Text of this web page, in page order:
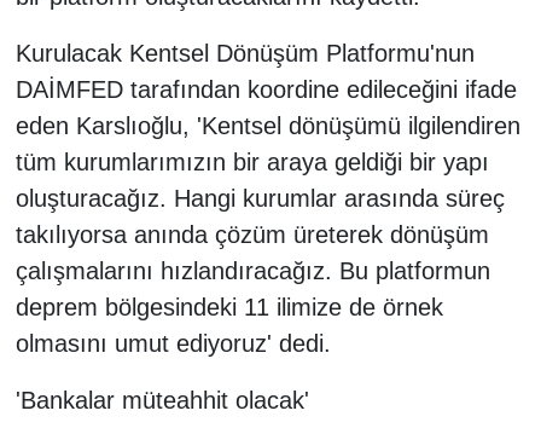
Kurulacak Kentsel Dönüşüm Platformu'nun
DAİMFED tarafından koordine edileceğini ifade
eden Karslıoğlu, 'Kentsel dönüşümü ilgilendiren
tüm kurumlarımızın bir araya geldiği bir yapı
oluşturacağız. Hangi kurumlar arasında süreç
takılıyorsa anında çözüm üreterek dönüşüm
çalışmalarını hızlandıracağız. Bu platformun
deprem bölgesindeki 11 ilimize de örnek
olmasını umut ediyoruz' dedi.
'Bankalar müteahhit olacak'